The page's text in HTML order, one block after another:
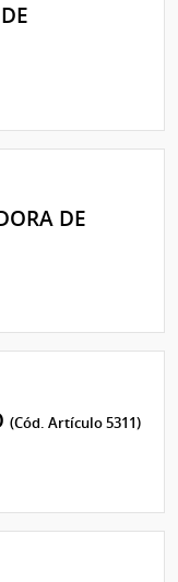
DE
(Cód. Artículo 5311)